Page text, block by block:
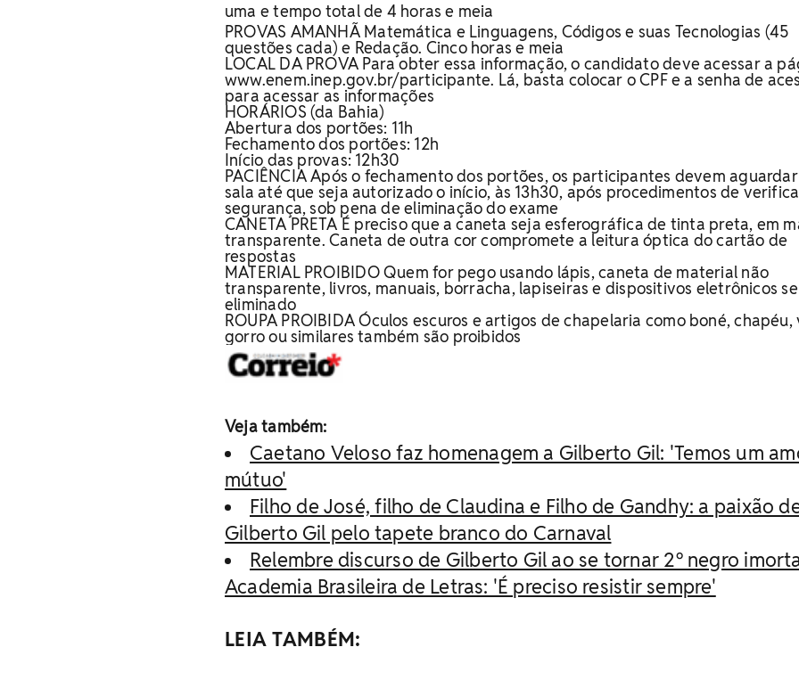
uma e tempo total de 4 horas e meia
PROVAS AMANHÃMatemática e Linguagens, Códigos e suas Tecnologias (45
questões cada) e Redação. Cinco horas e meia
LOCAL DA PROVA Para obter essa informação, o candidato deve acessar a
www.enem.inep.gov.br/participante. Lá, basta colocar o CPF e a senha de
para acessar as informações
HORÁRIOS (da Bahia)
Abertura dos portões: 11h
Fechamento dos portões: 12h
Início das provas: 12h30
PACIÊNCIAApós o fechamento dos portões, os participantes devem
sala até que seja autorizado o início, às 13h30, após procedimentos de
segurança, sob pena de eliminação do exame
CANETA PRETAÉ preciso que a caneta seja esferográfica de tinta preta, em
transparente. Caneta de outra cor compromete a leitura óptica do cartão de
respostas
MATERIAL PROIBIDOQuem for pego usando lápis, caneta de material não
transparente, livros, manuais, borracha, lapiseiras e dispositivos eletrônicos
eliminado
ROUPA PROIBIDAÓculos escuros e artigos de chapelaria como boné, chapéu,
gorro ou similares também são proibidos
Veja também:
Caetano Veloso faz homenagem a Gilberto Gil: 'Temos um
mútuo'
Filho de José, filho de Claudina e Filho de Gandhy: a paixão
Gilberto Gil pelo tapete branco do Carnaval
Relembre discurso de Gilberto Gil ao se tornar 2º negro
Academia Brasileira de Letras: 'É preciso resistir sempre'
LEIA TAMBÉM: